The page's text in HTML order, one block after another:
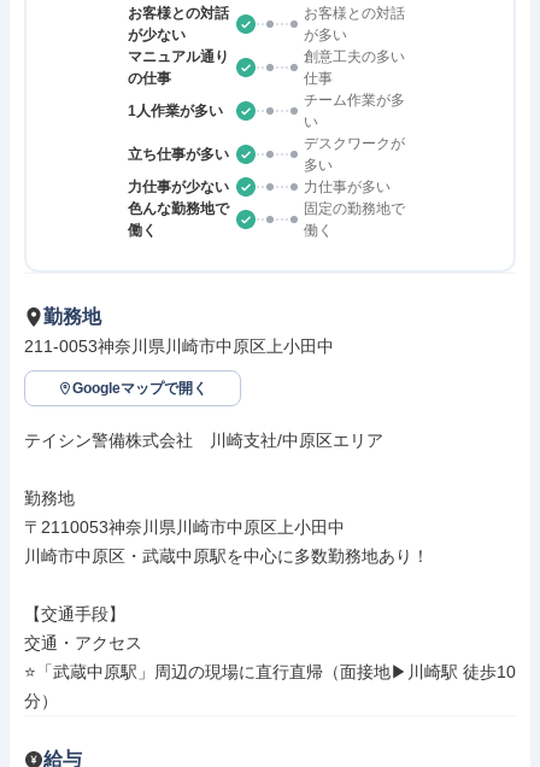
お客様との対話
が少ない
お客様との対話
が多い
マニュアル通り
の仕事
創意工夫の多い
仕事
1人作業が多い
チーム作業が多
い
立ち仕事が多い
デスクワークが
多い
力仕事が少ない
力仕事が多い
色んな勤務地で
働く
固定の勤務地で
働く
勤務地
211-0053神奈川県川崎市中原区上小田中
Googleマップで開く
テイシン警備株式会社　川崎支社/中原区エリア
勤務地
〒2110053神奈川県川崎市中原区上小田中
川崎市中原区・武蔵中原駅を中心に多数勤務地あり！
【交通手段】
交通・アクセス
⭐「武蔵中原駅」周辺の現場に直行直帰（面接地▶川崎駅 徒歩10
分）
給与